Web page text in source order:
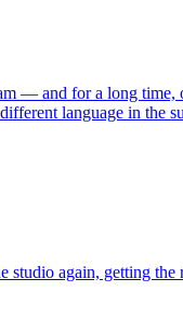
— and for a long
language in the
again, getting